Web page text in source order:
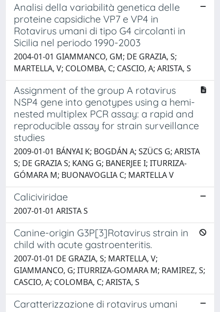
Analisi della variabilità genetica delle
proteine capsidiche VP7 e VP4 in
Rotavirus umani di tipo G4 circolanti in
Sicilia nel periodo 1990-2003
2004-01-01 GIAMMANCO, GM; DE GRAZIA, S;
MARTELLA, V; COLOMBA, C; CASCIO, A; ARISTA, S
Assignment of the group A rotavirus
NSP4 gene into genotypes using a hemi-
nested multiplex PCR assay: a rapid and
reproducible assay for strain surveillance
studies
2009-01-01 BÁNYAI K; BOGDÁN A; SZÜCS G; ARISTA
S; DE GRAZIA S; KANG G; BANERJEE I; ITURRIZA-
GÓMARA M; BUONAVOGLIA C; MARTELLA V
Caliciviridae
2007-01-01 ARISTA S
Canine-origin G3P[3]Rotavirus strain in
child with acute gastroenteritis.
2007-01-01 DE GRAZIA, S; MARTELLA, V;
GIAMMANCO, G; ITURRIZA-GOMARA M; RAMIREZ, S;
CASCIO, A; COLOMBA, C; ARISTA, S
Caratterizzazione di rotavirus umani